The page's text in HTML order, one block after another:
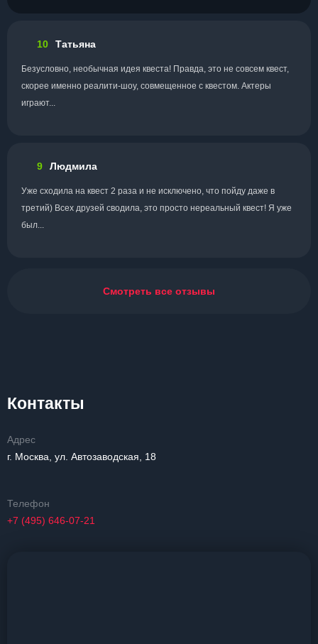
10 Татьяна
Безусловно, необычная идея квеста! Правда, это не совсем квест,
скорее именно реалити-шоу, совмещенное с квестом. Актеры
играют...
9 Людмила
Уже сходила на квест 2 раза и не исключено, что пойду даже в
третий) Всех друзей сводила, это просто нереальный квест! Я уже
был...
Смотреть все отзывы
Контакты
Адрес
г. Москва, ул. Автозаводская, 18
Телефон
+7 (495) 646-07-21